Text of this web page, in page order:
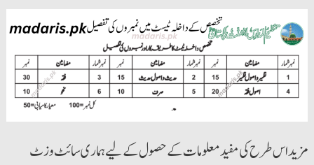
مزید اس طرح کی مفید معلومات کے حصول کے لیے ہماری سائٹ وزٹ